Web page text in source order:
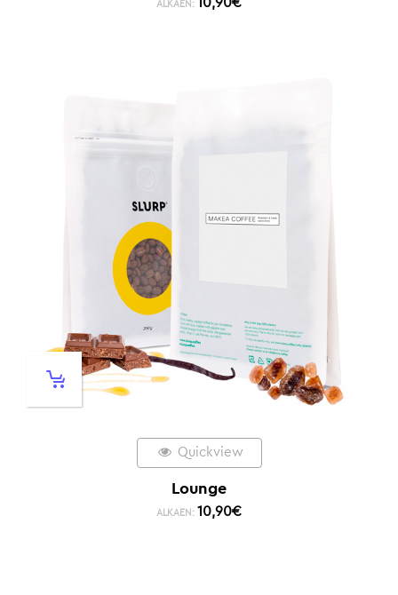
ALKAEN:
Quickview
Lounge
ALKAEN: 10,90€